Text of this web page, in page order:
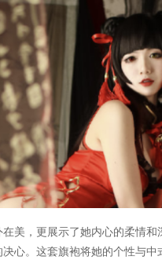
美，更展示了她内心的柔情
心。这套旗袍将她的个性与